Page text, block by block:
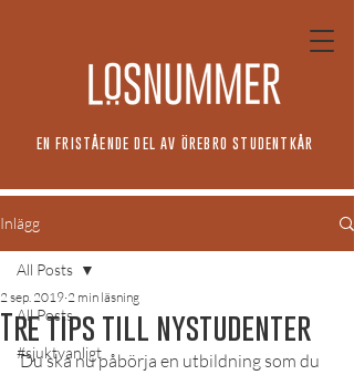
EN FRISTÅENDE DEL AV ÖREBRO STUDENTKÅR
Inlägg
All Posts
#sjuktvanligt
All Posts
Tre tips till nystudenter
2 sep. 2019 2 min läsning
Du ska nu påbörja en utbildning som du